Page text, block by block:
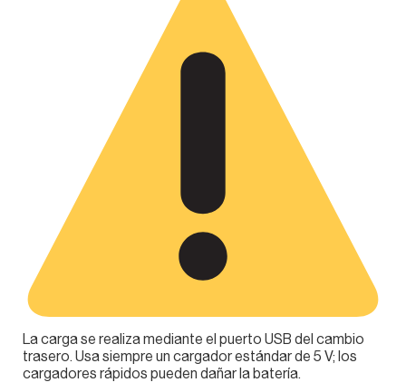
La carga se realiza mediante el puerto USB del cambio
trasero. Usa siempre un cargador estándar de 5 V; los
cargadores rápidos pueden dañar la batería.